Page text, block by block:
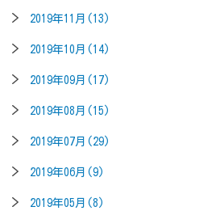
2019年11月(13)
2019年10月(14)
2019年09月(17)
2019年08月(15)
2019年07月(29)
2019年06月(9)
2019年05月(8)